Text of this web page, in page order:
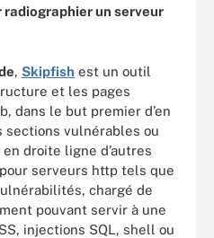
radiographier un serveur
, Skipfish est un outil
et les pages
dans le but premier d’en
vulnérables ou
droite ligne d’autres
serveurs http tels que
chargé de
pouvant servir à une
injections SQL, shell ou